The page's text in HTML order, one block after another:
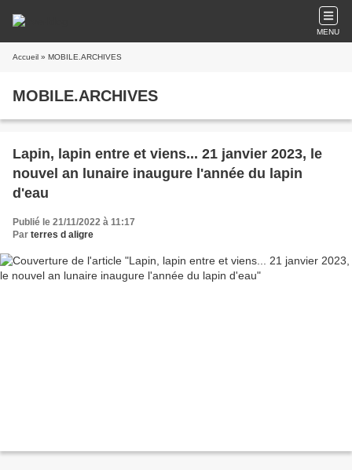
MENU
Accueil » MOBILE.ARCHIVES
MOBILE.ARCHIVES
Lapin, lapin entre et viens... 21 janvier 2023, le
nouvel an lunaire inaugure l'année du lapin
d'eau
Publié le 21/11/2022 à 11:17
Par terres d aligre